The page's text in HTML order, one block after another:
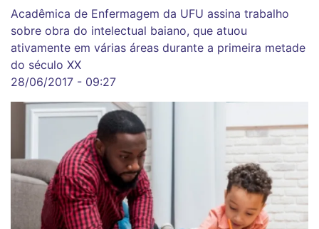
Acadêmica de Enfermagem da UFU assina trabalho
sobre obra do intelectual baiano, que atuou
ativamente em várias áreas durante a primeira metade
do século XX
28/06/2017 - 09:27